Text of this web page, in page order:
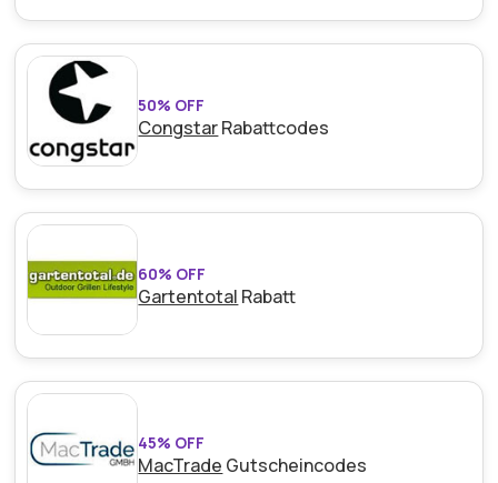
50% OFF
CongstarRabattcodes
60% OFF
Gartentotal Rabatt
45% OFF
MacTrade Gutscheincodes